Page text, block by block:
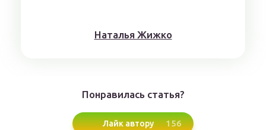
Нaтaлья Жижкo
Понравилась статья?
Лайк автору 156